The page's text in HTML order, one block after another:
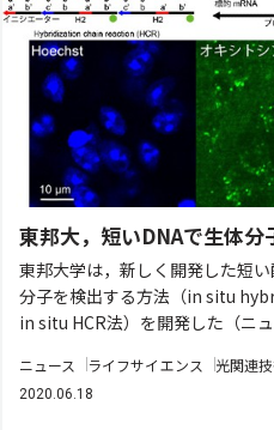
東邦大，短いDNAで生体分
東邦大学は，新しく開発した短
分子を検出する方法（in situ
in situ HCR法）を開発した（ニ
ニュース ライフサイエンス 光関連
2020.06.18